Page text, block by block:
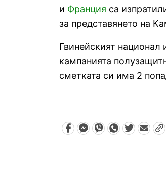
и Франция са
за представянето на
Гвинейският национал
кампанията
сметката си има 2